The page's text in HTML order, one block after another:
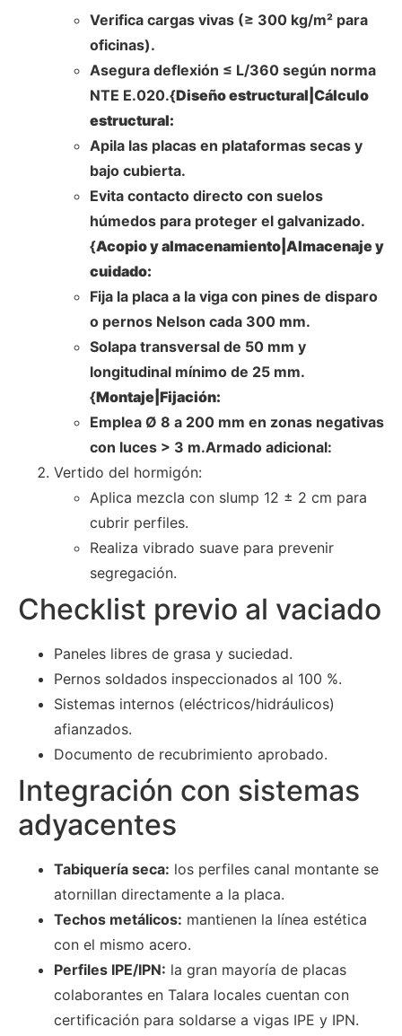
Verifica cargas vivas (≥ 300 kg/m² para
oficinas).
Asegura deflexión ≤ L/360 según norma
NTE E.020.{Diseño estructural|Cálculo
estructural:
Apila las placas en plataformas secas y
bajo cubierta.
Evita contacto directo con suelos
húmedos para proteger el galvanizado.
{Acopio y almacenamiento|Almacenaje y
cuidado:
Fija la placa a la viga con pines de disparo
o pernos Nelson cada 300 mm.
Solapa transversal de 50 mm y
longitudinal mínimo de 25 mm.
{Montaje|Fijación:
Emplea Ø 8 a 200 mm en zonas negativas
con luces > 3 m.Armado adicional:
Vertido del hormigón:
Aplica mezcla con slump 12 ± 2 cm para
cubrir perfiles.
Realiza vibrado suave para prevenir
segregación.
Checklist previo al vaciado
Paneles libres de grasa y suciedad.
Pernos soldados inspeccionados al 100 %.
Sistemas internos (eléctricos/hidráulicos)
afianzados.
Documento de recubrimiento aprobado.
Integración con sistemas
adyacentes
Tabiquería seca: los perfiles canal montante se
atornillan directamente a la placa.
Techos metálicos: mantienen la línea estética
con el mismo acero.
Perfiles IPE/IPN: la gran mayoría de placas
colaborantes en Talara locales cuentan con
certificación para soldarse a vigas IPE y IPN.